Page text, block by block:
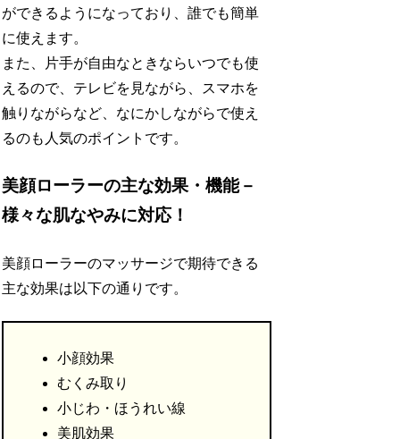
ができるようになっており、誰でも簡単
に使えます。
また、片手が自由なときならいつでも使
えるので、テレビを見ながら、スマホを
触りながらなど、なにかしながらで使え
るのも人気のポイントです。
美顔ローラーの主な効果・機能－
様々な肌なやみに対応！
美顔ローラーのマッサージで期待できる
主な効果は以下の通りです。
小顔効果
むくみ取り
小じわ・ほうれい線
美肌効果